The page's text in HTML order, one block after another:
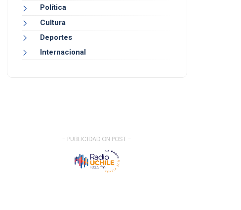
Política
Cultura
Deportes
Internacional
- PUBLICIDAD ON POST -